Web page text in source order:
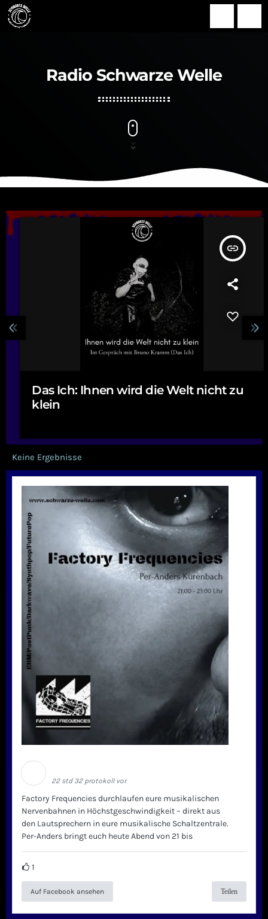
Radio Schwarze Welle
insert_link
Das Ich: Ihnen wird die Welt nicht zu
klein
Keine Ergebnisse
22 std 32 protokoll vor
Factory Frequencies durchlaufen eure musikalischen
Nervenbahnen in Höchstgeschwindigkeit – direkt aus
den Lautsprechern in eure musikalische Schaltzentrale.
Per-Anders bringt euch heute Abend von 21 bis
1
Auf Facebook ansehen Teilen